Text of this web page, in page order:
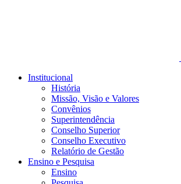
Institucional
História
Missão, Visão e Valores
Convênios
Superintendência
Conselho Superior
Conselho Executivo
Relatório de Gestão
Ensino e Pesquisa
Ensino